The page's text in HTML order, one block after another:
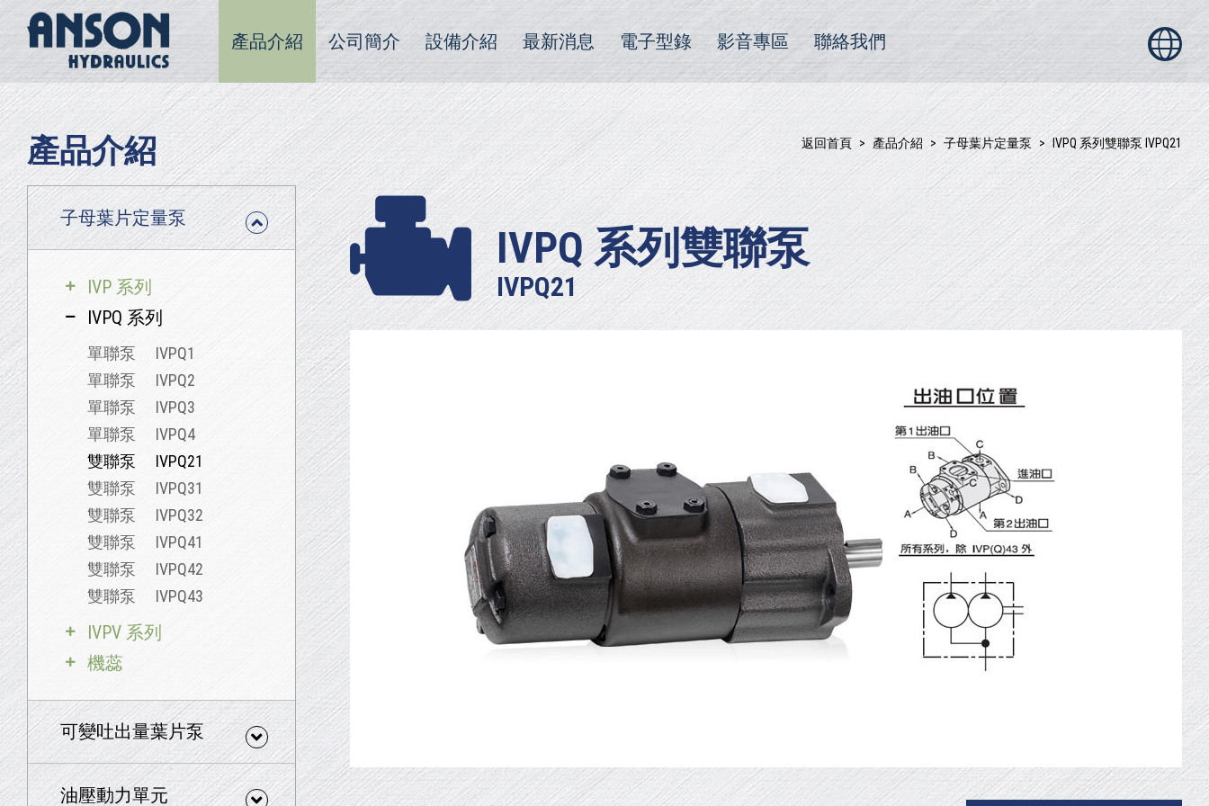
產品介紹 公司簡介 設備介紹 最新消息 電子型錄 影音專區 聯絡我們
返回首頁 產品介紹 子母葉片定量泵 IVPQ 系列雙聯泵 IVPQ21
產品介紹
子母葉片定量泵
IVP 系列
IVPQ 系列
單聯泵 IVPQ1
單聯泵 IVPQ2
單聯泵 IVPQ3
單聯泵 IVPQ4
雙聯泵 IVPQ21
雙聯泵 IVPQ31
雙聯泵 IVPQ32
雙聯泵 IVPQ41
雙聯泵 IVPQ42
雙聯泵 IVPQ43
IVPV 系列
機蕊
可變吐出量葉片泵
油壓動力單元
IVPQ 系列雙聯泵
IVPQ21